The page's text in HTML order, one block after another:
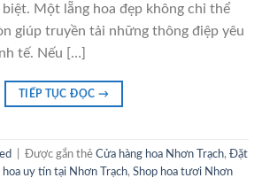
biệt. Một lẵng hoa đẹp không chỉ thể
giúp truyền tải những thông điệp yêu
tế. Nếu […]
TIẾP TỤC ĐỌC →
Được gắn thẻ Cửa hàng hoa Nhơn Trạch, Đặt
hoa uy tín tại Nhơn Trạch, Shop hoa tươi Nhơn